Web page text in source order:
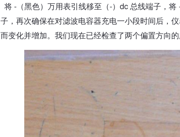
将 -（黑色）万用表引线移至（-）dc 总线端子，
子，再次确保在对滤波电容器充电一小段时间后，
而变化并增加。我们现在已经检查了两个偏置方向